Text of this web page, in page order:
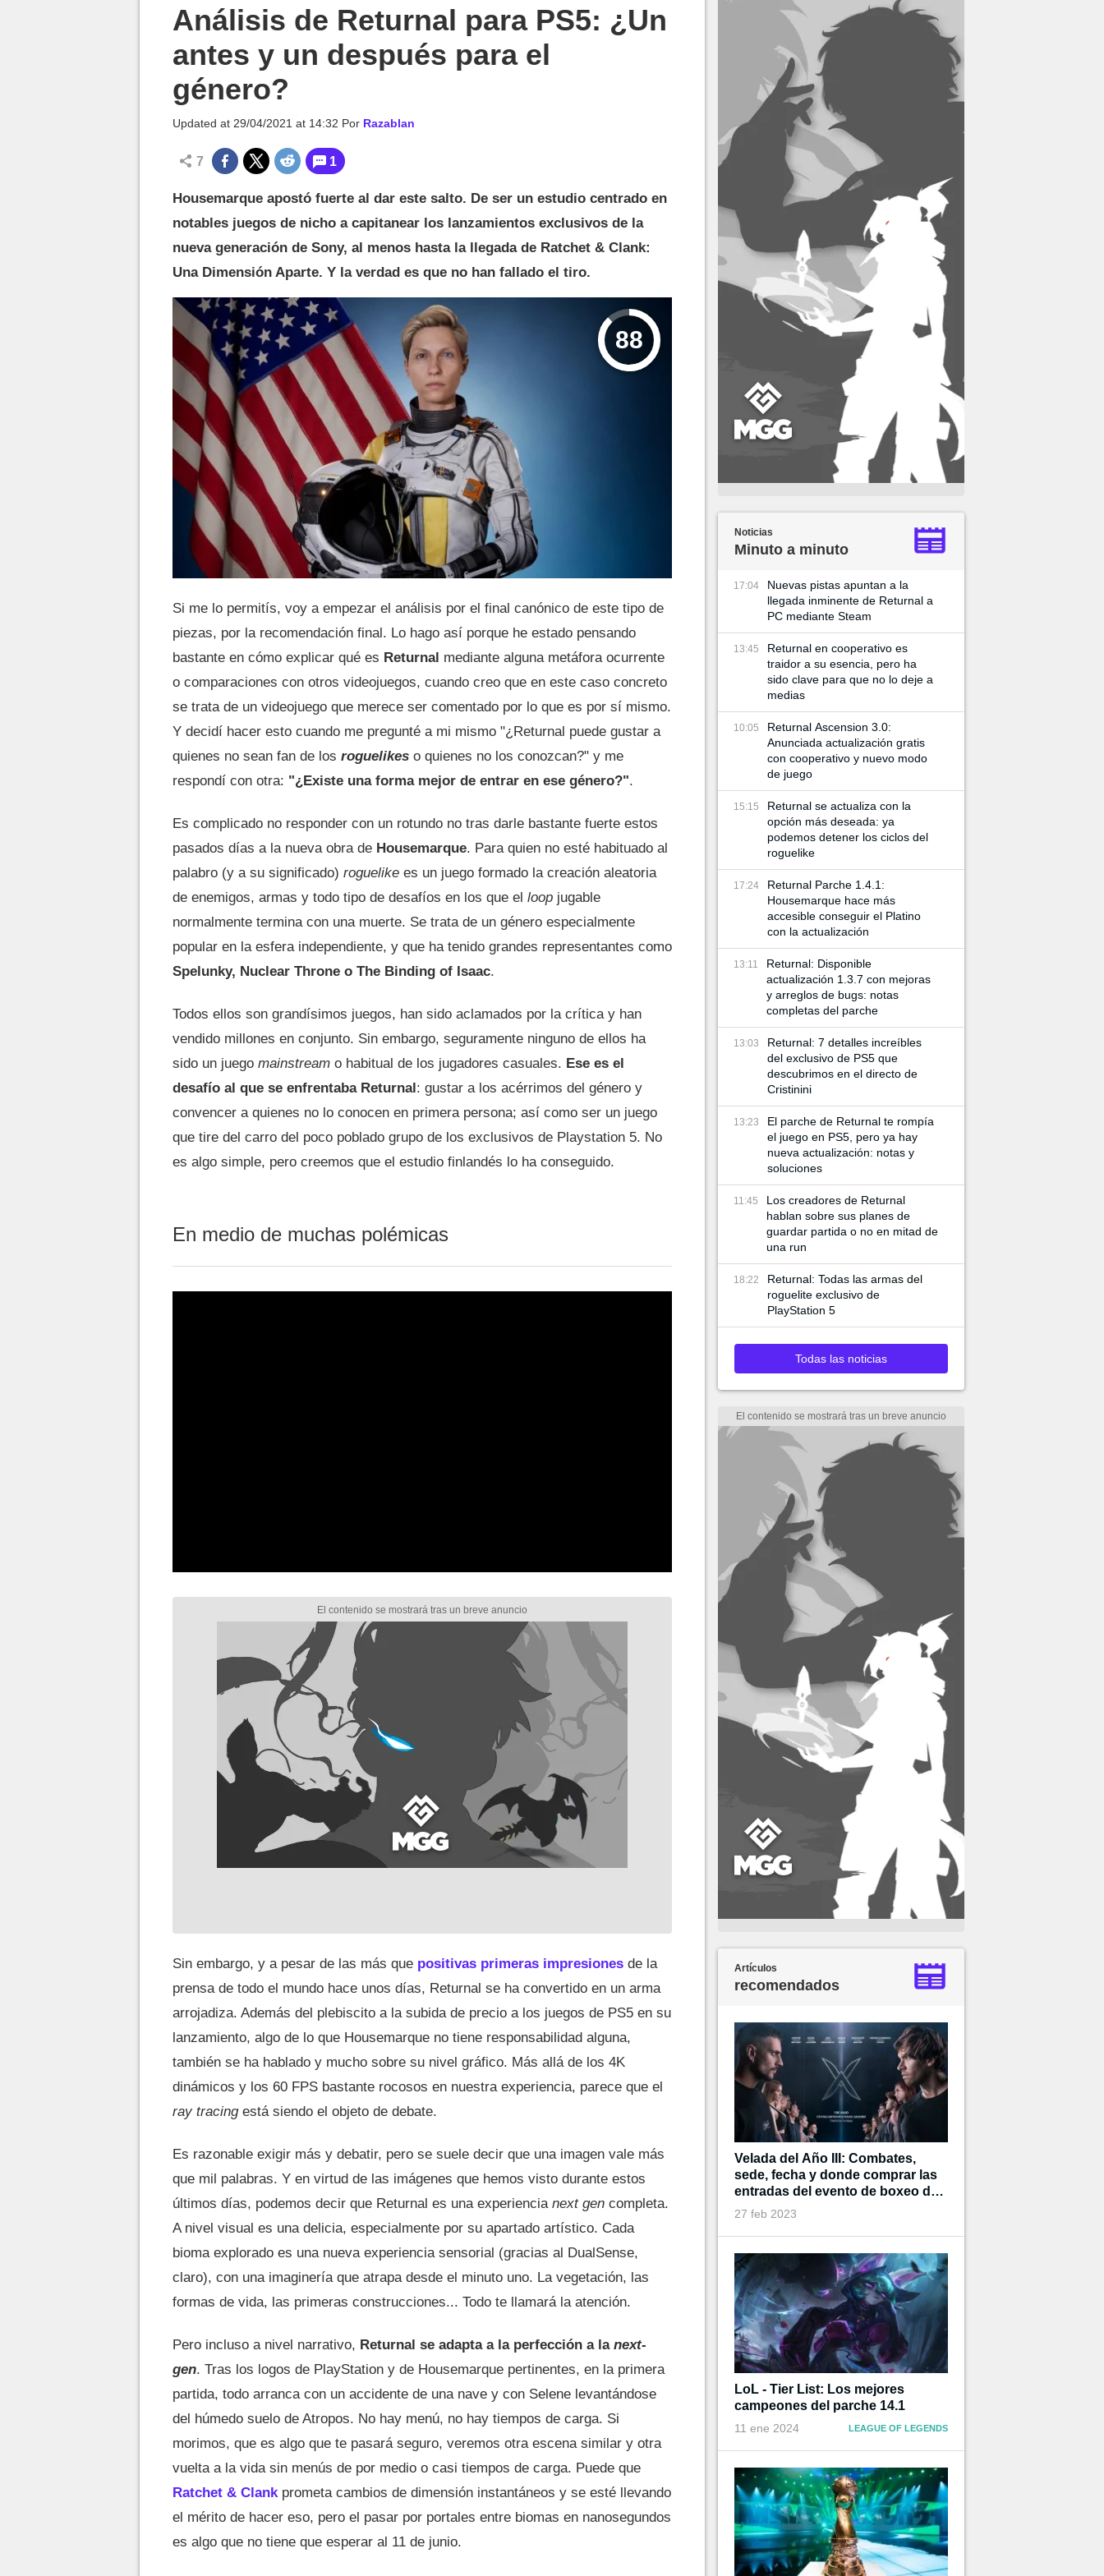
Análisis de Returnal para PS5: ¿Un
antes y un después para el
género?
Updated at 29/04/2021 at 14:32 Por Razablan
7 1
Housemarque apostó fuerte al dar este salto. De ser un estudio centrado en
notables juegos de nicho a capitanear los lanzamientos exclusivos de la
nueva generación de Sony, al menos hasta la llegada de Ratchet & Clank:
Una Dimensión Aparte. Y la verdad es que no han fallado el tiro.
88
Si me lo permitís, voy a empezar el análisis por el final canónico de este tipo de
piezas, por la recomendación final. Lo hago así porque he estado pensando
bastante en cómo explicar qué es Returnal mediante alguna metáfora ocurrente
o comparaciones con otros videojuegos, cuando creo que en este caso concreto
se trata de un videojuego que merece ser comentado por lo que es por sí mismo.
Y decidí hacer esto cuando me pregunté a mi mismo "¿Returnal puede gustar a
quienes no sean fan de los roguelikes o quienes no los conozcan?" y me
respondí con otra: "¿Existe una forma mejor de entrar en ese género?".
Es complicado no responder con un rotundo no tras darle bastante fuerte estos
pasados días a la nueva obra de Housemarque. Para quien no esté habituado al
palabro (y a su significado) roguelike es un juego formado la creación aleatoria
de enemigos, armas y todo tipo de desafíos en los que el loop jugable
normalmente termina con una muerte. Se trata de un género especialmente
popular en la esfera independiente, y que ha tenido grandes representantes como
Spelunky, Nuclear Throne o The Binding of Isaac.
Todos ellos son grandísimos juegos, han sido aclamados por la crítica y han
vendido millones en conjunto. Sin embargo, seguramente ninguno de ellos ha
sido un juego mainstream o habitual de los jugadores casuales. Ese es el
desafío al que se enfrentaba Returnal: gustar a los acérrimos del género y
convencer a quienes no lo conocen en primera persona; así como ser un juego
que tire del carro del poco poblado grupo de los exclusivos de Playstation 5. No
es algo simple, pero creemos que el estudio finlandés lo ha conseguido.
En medio de muchas polémicas
Sin embargo, y a pesar de las más que positivas primeras impresiones de la
prensa de todo el mundo hace unos días, Returnal se ha convertido en un arma
arrojadiza. Además del plebiscito a la subida de precio a los juegos de PS5 en su
lanzamiento, algo de lo que Housemarque no tiene responsabilidad alguna,
también se ha hablado y mucho sobre su nivel gráfico. Más allá de los 4K
dinámicos y los 60 FPS bastante rocosos en nuestra experiencia, parece que el
ray tracingestá siendo el objeto de debate.
Es razonable exigir más y debatir, pero se suele decir que una imagen vale más
que mil palabras. Y en virtud de las imágenes que hemos visto durante estos
últimos días, podemos decir que Returnal es una experiencia next gen completa.
A nivel visual es una delicia, especialmente por su apartado artístico. Cada
bioma explorado es una nueva experiencia sensorial (gracias al DualSense,
claro), con una imaginería que atrapa desde el minuto uno. La vegetación, las
formas de vida, las primeras construcciones... Todo te llamará la atención.
Pero incluso a nivel narrativo, Returnal se adapta a la perfección a la next-
gen. Tras los logos de PlayStation y de Housemarque pertinentes, en la primera
partida, todo arranca con un accidente de una nave y con Selene levantándose
del húmedo suelo de Atropos. No hay menú, no hay tiempos de carga. Si
morimos, que es algo que te pasará seguro, veremos otra escena similar y otra
vuelta a la vida sin menús de por medio o casi tiempos de carga. Puede que
Ratchet & Clankprometa cambios de dimensión instantáneos y se esté llevando
el mérito de hacer eso, pero el pasar por portales entre biomas en nanosegundos
es algo que no tiene que esperar al 11 de junio.
Noticias
Minuto a minuto
17:04
Nuevas pistas apuntan a la
llegada inminente de Returnal a
PC mediante Steam
13:45
Returnal en cooperativo es
traidor a su esencia, pero ha
sido clave para que no lo deje a
medias
10:05
Returnal Ascension 3.0:
Anunciada actualización gratis
con cooperativo y nuevo modo
de juego
15:15
Returnal se actualiza con la
opción más deseada: ya
podemos detener los ciclos del
roguelike
17:24
Returnal Parche 1.4.1:
Housemarque hace más
accesible conseguir el Platino
con la actualización
13:11
Returnal: Disponible
actualización 1.3.7 con mejoras
y arreglos de bugs: notas
completas del parche
13:03
Returnal: 7 detalles increíbles
del exclusivo de PS5 que
descubrimos en el directo de
Cristinini
13:23
El parche de Returnal te rompía
el juego en PS5, pero ya hay
nueva actualización: notas y
soluciones
11:45
Los creadores de Returnal
hablan sobre sus planes de
guardar partida o no en mitad de
una run
18:22
Returnal: Todas las armas del
roguelite exclusivo de
PlayStation 5
Todas las noticias
Artículos
recomendados
Velada del Año III: Combates,
sede, fecha y donde comprar las
entradas del evento de boxeo de
Ibai
27 feb 2023
LoL - Tier List: Los mejores
campeones del parche 14.1
11 ene 2024 LEAGUE OF LEGENDS